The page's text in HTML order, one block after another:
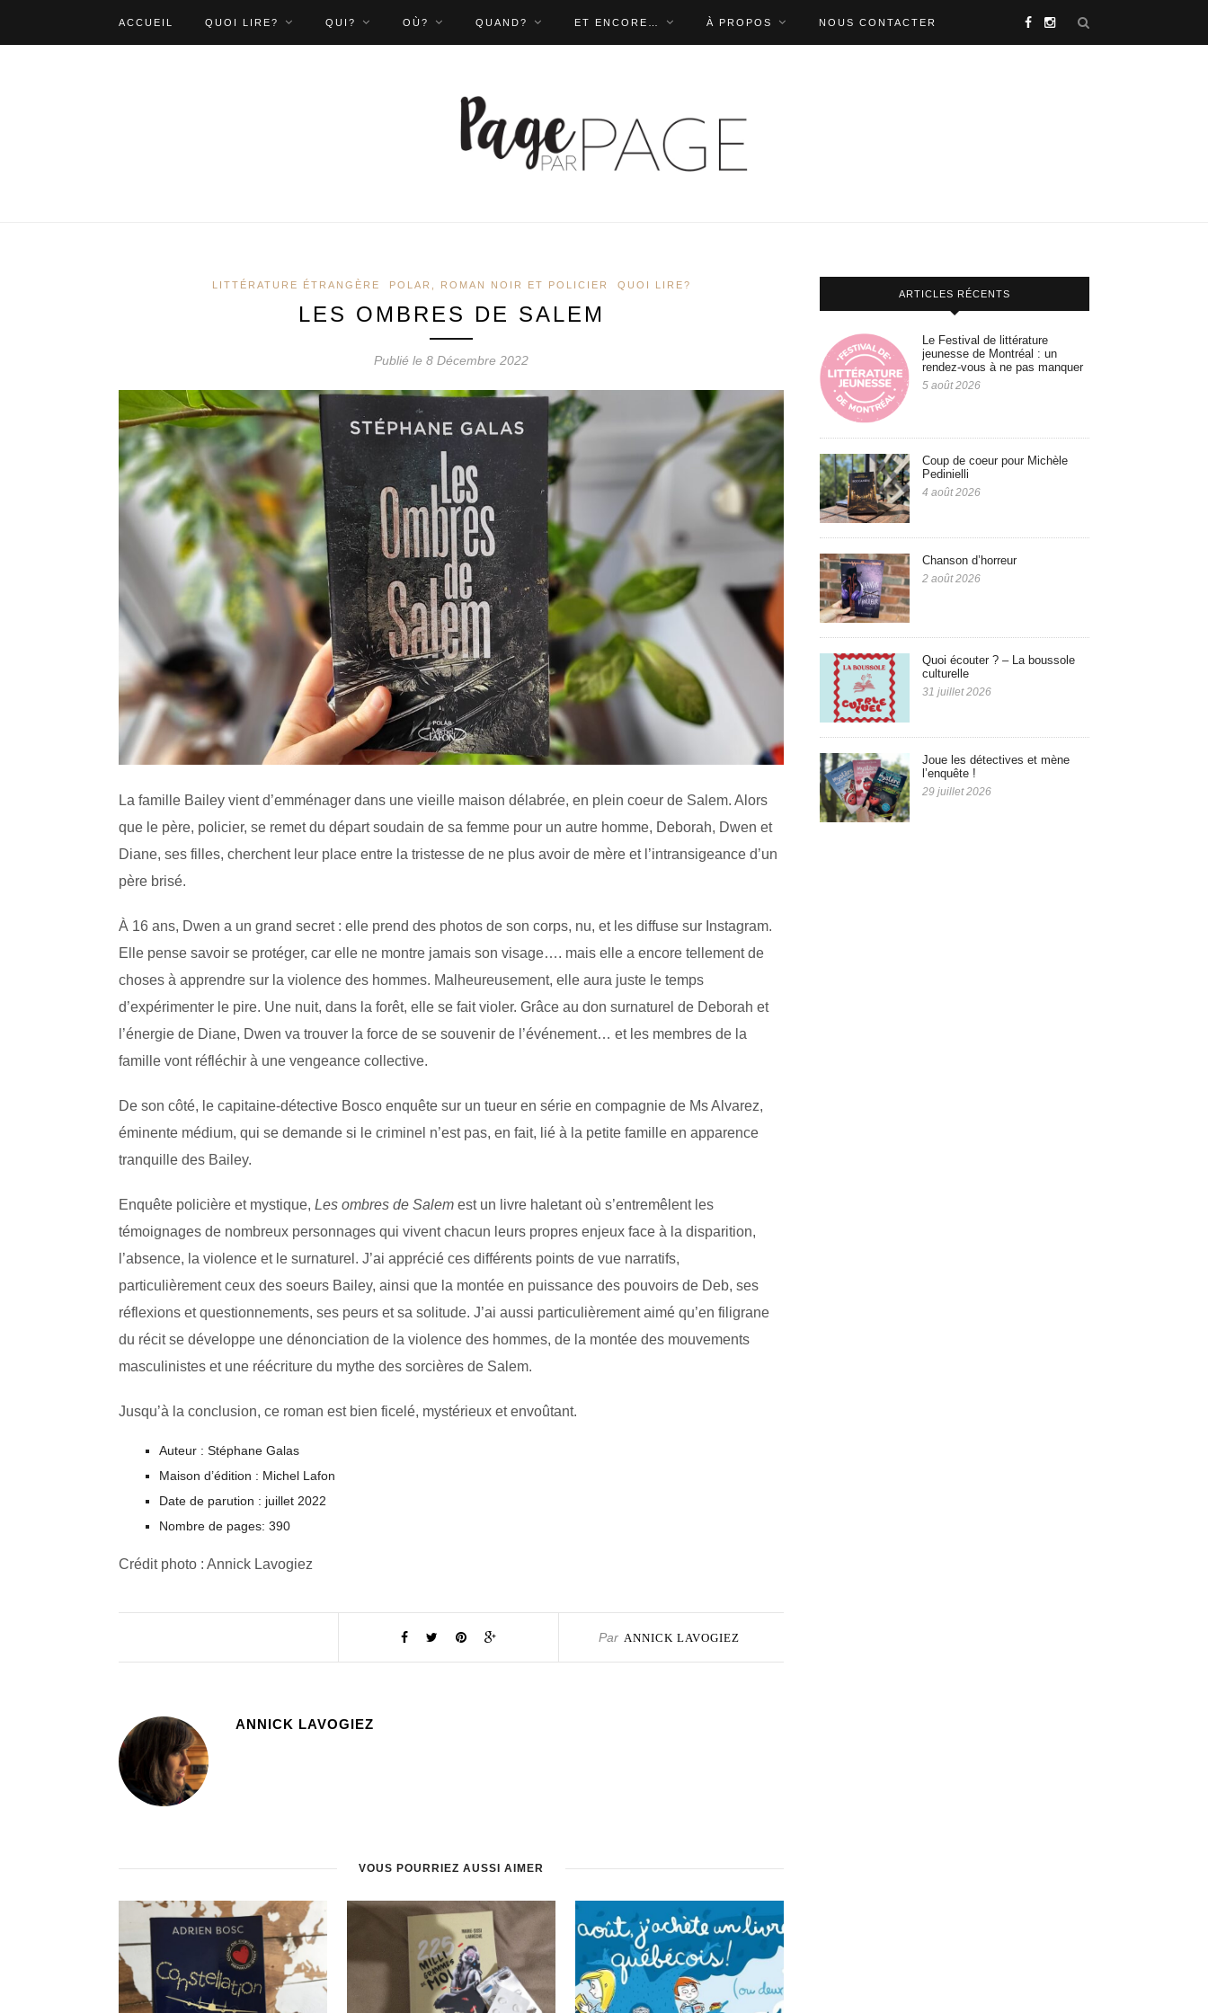
ACCUEIL QUOI LIRE? QUI? OÙ? QUAND? ET ENCORE… À PROPOS NOUS CONTACTER
LITTÉRATURE ÉTRANGÈRE POLAR, ROMAN NOIR ET POLICIER QUOI LIRE?
LES OMBRES DE SALEM
Publié le 8 Décembre 2022
La famille Bailey vient d’emménager dans une vieille maison délabrée, en plein coeur de Salem. Alors
que le père, policier, se remet du départ soudain de sa femme pour un autre homme, Deborah, Dwen et
Diane, ses filles, cherchent leur place entre la tristesse de ne plus avoir de mère et l’intransigeance d’un
père brisé.
À 16 ans, Dwen a un grand secret : elle prend des photos de son corps, nu, et les diffuse sur Instagram.
Elle pense savoir se protéger, car elle ne montre jamais son visage…. mais elle a encore tellement de
choses à apprendre sur la violence des hommes. Malheureusement, elle aura juste le temps
d’expérimenter le pire. Une nuit, dans la forêt, elle se fait violer. Grâce au don surnaturel de Deborah et
l’énergie de Diane, Dwen va trouver la force de se souvenir de l’événement… et les membres de la
famille vont réfléchir à une vengeance collective.
De son côté, le capitaine-détective Bosco enquête sur un tueur en série en compagnie de Ms Alvarez,
éminente médium, qui se demande si le criminel n’est pas, en fait, lié à la petite famille en apparence
tranquille des Bailey.
Enquête policière et mystique, Les ombres de Salem est un livre haletant où s’entremêlent les
témoignages de nombreux personnages qui vivent chacun leurs propres enjeux face à la disparition,
l’absence, la violence et le surnaturel. J’ai apprécié ces différents points de vue narratifs,
particulièrement ceux des soeurs Bailey, ainsi que la montée en puissance des pouvoirs de Deb, ses
réflexions et questionnements, ses peurs et sa solitude. J’ai aussi particulièrement aimé qu’en filigrane
du récit se développe une dénonciation de la violence des hommes, de la montée des mouvements
masculinistes et une réécriture du mythe des sorcières de Salem.
Jusqu’à la conclusion, ce roman est bien ficelé, mystérieux et envoûtant.
Auteur : Stéphane Galas
Maison d’édition : Michel Lafon
Date de parution : juillet 2022
Nombre de pages: 390
Crédit photo : Annick Lavogiez
Par ANNICK LAVOGIEZ
ANNICK LAVOGIEZ
VOUS POURRIEZ AUSSI AIMER
ARTICLES RÉCENTS
Le Festival de littérature
jeunesse de Montréal : un
rendez-vous à ne pas manquer
5 août 2026
Coup de coeur pour Michèle
Pedinielli
4 août 2026
Chanson d’horreur
2 août 2026
Quoi écouter ? – La boussole
culturelle
31 juillet 2026
Joue les détectives et mène
l’enquête !
29 juillet 2026